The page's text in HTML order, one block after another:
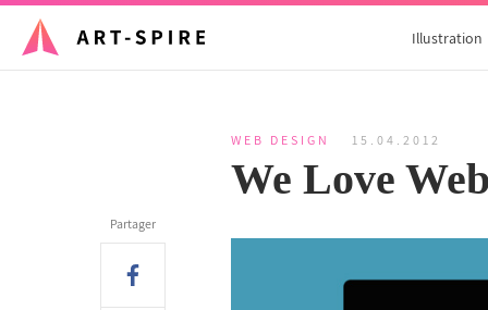
Illustration
WEB DESIGN 15.04.2012
We Love
Partager